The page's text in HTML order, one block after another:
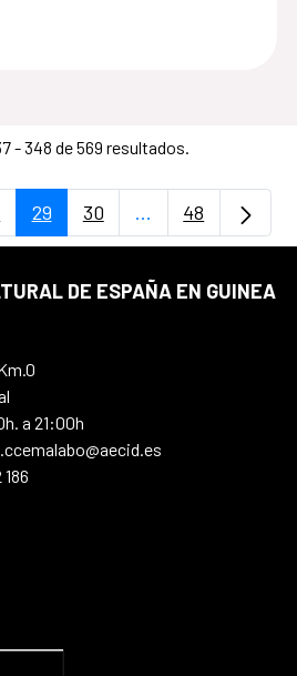
- 348 de 569 resultados.
intermedias Use TAB para
Página
29 Página
30 ...PáginasPágina
48
DE ESPAÑA EN GUINEA
a 21:00h